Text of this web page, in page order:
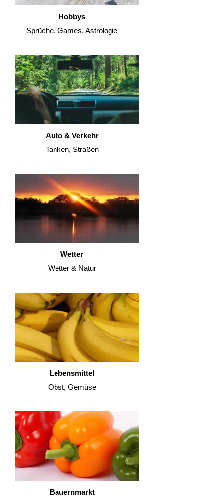
Hobbys
Sprüche, Games, Astrologie
Auto & Verkehr
Tanken, Straßen
Wetter
Wetter & Natur
Lebensmittel
Obst, Gemüse
Bauernmarkt